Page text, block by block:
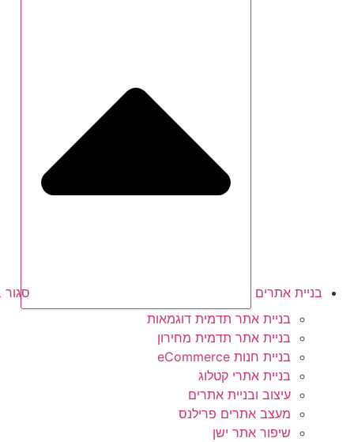
בניית אתרים
סגור
בניית אתר תדמית דוגמאות
בניית אתר תדמית מחירון
בניית חנות eCommerce
בניית אתרי קטלוג
עיצוב ובניית אתרים
מעצב אתרים פרילנס
שיפור אתר ישן